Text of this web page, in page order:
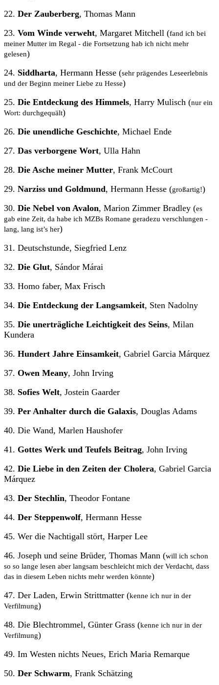
22. Der Zauberberg, Thomas Mann
23. Vom Winde verweht, Margaret Mitchell (fand ich bei
meiner Mutter im Regal - die Fortsetzung hab ich nicht mehr
gelesen)
24. Siddharta, Hermann Hesse (sehr prägendes Leseerlebnis
und der Beginn meiner Liebe zu Hesse)
25. Die Entdeckung des Himmels, Harry Mulisch (nur ein
Wort: durchgequält)
26. Die unendliche Geschichte, Michael Ende
27. Das verborgene Wort, Ulla Hahn
28. Die Asche meiner Mutter, Frank McCourt
29. Narziss und Goldmund, Hermann Hesse (großartig!)
30. Die Nebel von Avalon, Marion Zimmer Bradley (es
gab eine Zeit, da habe ich MZBs Romane geradezu verschlungen -
lang, lang ist’s her)
31. Deutschstunde, Siegfried Lenz
32. Die Glut, Sándor Márai
33. Homo faber, Max Frisch
34. Die Entdeckung der Langsamkeit, Sten Nadolny
35. Die unerträgliche Leichtigkeit des Seins, Milan
Kundera
36. Hundert Jahre Einsamkeit, Gabriel Garcia Márquez
37. Owen Meany, John Irving
38. Sofies Welt, Jostein Gaarder
39. Per Anhalter durch die Galaxis, Douglas Adams
40. Die Wand, Marlen Haushofer
41. Gottes Werk und Teufels Beitrag, John Irving
42. Die Liebe in den Zeiten der Cholera, Gabriel Garcia
Márquez
43. Der Stechlin, Theodor Fontane
44. Der Steppenwolf, Hermann Hesse
45. Wer die Nachtigall stört, Harper Lee
46. Joseph und seine Brüder, Thomas Mann (will ich schon
so so lange lesen aber langsam beschleicht mich der Verdacht, dass
das in diesem Leben nichts mehr werden könnte)
47. Der Laden, Erwin Strittmatter (kenne ich nur in der
Verfilmung)
48. Die Blechtrommel, Günter Grass (kenne ich nur in der
Verfilmung)
49. Im Westen nichts Neues, Erich Maria Remarque
50. Der Schwarm, Frank Schätzing